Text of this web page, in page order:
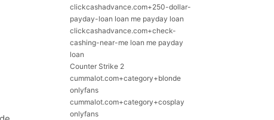
clickcashadvance.com+250-dollar-
payday-loan loan me payday loan
clickcashadvance.com+check-
cashing-near-me loan me payday
loan
Counter Strike 2
cummalot.com+category+blonde
onlyfans
cummalot.com+category+cosplay
onlyfans